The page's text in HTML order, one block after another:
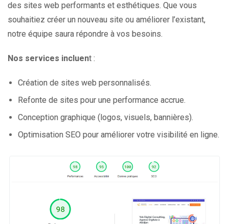
des sites web performants et esthétiques. Que vous
souhaitiez créer un nouveau site ou améliorer l’existant,
notre équipe saura répondre à vos besoins.
Nos services incluent :
Création de sites web personnalisés.
Refonte de sites pour une performance accrue.
Conception graphique (logos, visuels, bannières).
Optimisation SEO pour améliorer votre visibilité en ligne.